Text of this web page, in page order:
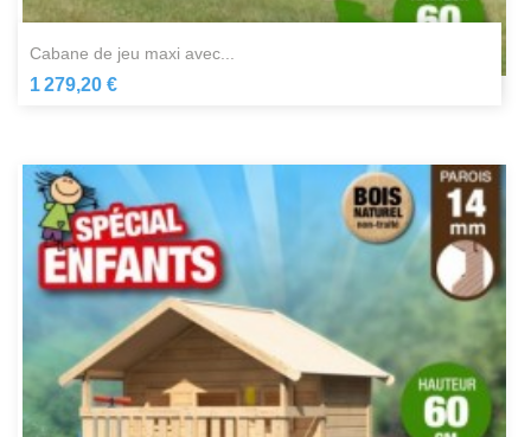
cabane de jeu maxi avec...
1 279,20 €